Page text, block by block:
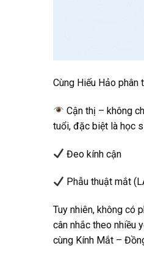
Cùng Hiếu Hảo
Cận thị – không
tuổi, đặc biệt là học
Đeo kính cận
Phẫu thuật mắt
Tuy nhiên, không có
cân nhắc theo nhiều
cùng Kính Mắt –